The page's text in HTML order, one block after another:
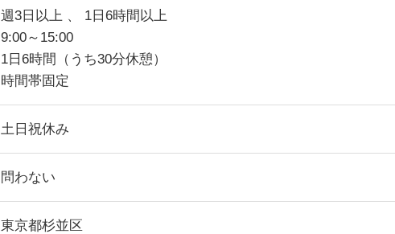
週3日以上 、 1日6時間以上
9:00～15:00
1日6時間（うち30分休憩）
時間帯固定
土日祝休み
問わない
東京都杉並区